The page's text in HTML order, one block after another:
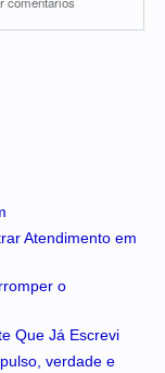
Atendimento em
o
Que Já Escrevi
verdade e